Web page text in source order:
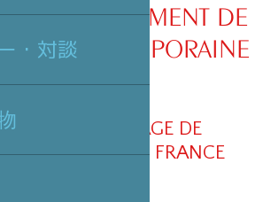
・対談
EN MOUVEMENT DE
CONTEMPORAINE
FRANCE
HAUT PATRONAGE DE
DU JAPON EN FRANCE